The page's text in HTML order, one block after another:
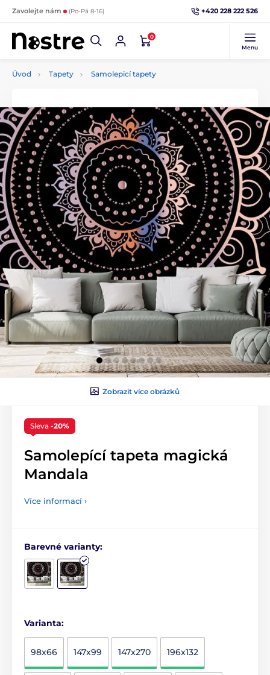
Zavolejte nám (Po-Pá 8-16) +420 228 222 526
0
Menu
Úvod Tapety Samolepicí tapety
Zobrazit více obrázků
Sleva -20%
Samolepící tapeta magická
Mandala
Více informací ›
Barevné varianty:
Varianta:
98x66 147x99 147x270 196x132